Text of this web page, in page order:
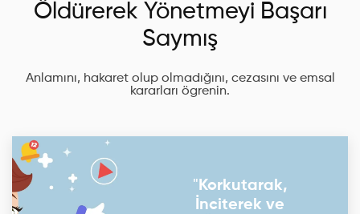
Öldürerek Yönetmeyi Başarı
Saymış
Anlamını, hakaret olup olmadığını, cezasını ve emsal
kararları ögrenin.
"Korkutarak,
İnciterek ve